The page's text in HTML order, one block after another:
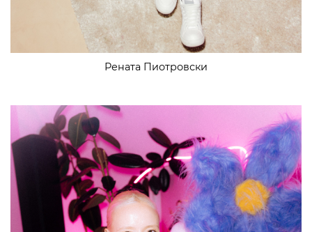
Рената Пиотровски